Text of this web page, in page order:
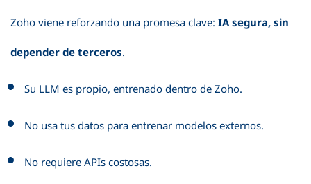
Zoho viene reforzando una promesa clave: IA segura, sin
depender de terceros.
Su LLM es propio, entrenado dentro de Zoho.
No usa tus datos para entrenar modelos externos.
No requiere APIs costosas.